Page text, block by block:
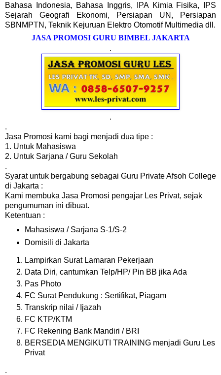
Bahasa Indonesia, Bahasa Inggris, IPA Kimia Fisika, IPS
Sejarah Geografi Ekonomi, Persiapan UN, Persiapan
SBNMPTN, Teknik Kejuruan Elektro Otomotif Multimedia dll.
JASA PROMOSI GURU BIMBEL JAKARTA
.
.
.
Jasa Promosi kami bagi menjadi dua tipe :
1. Untuk Mahasiswa
2. Untuk Sarjana / Guru Sekolah
.
Syarat untuk bergabung sebagai Guru Private Afsoh College
di Jakarta :
Kami membuka Jasa Promosi pengajar Les Privat, sejak
pengumuman ini dibuat.
Ketentuan :
Mahasiswa / Sarjana S-1/S-2
Domisili di Jakarta
Lampirkan Surat Lamaran Pekerjaan
Data Diri, cantumkan Telp/HP/ Pin BB jika Ada
Pas Photo
FC Surat Pendukung : Sertifikat, Piagam
Transkrip nilai / Ijazah
FC KTP/KTM
FC Rekening Bank Mandiri / BRI
BERSEDIA MENGIKUTI TRAINING menjadi Guru Les
Privat
.